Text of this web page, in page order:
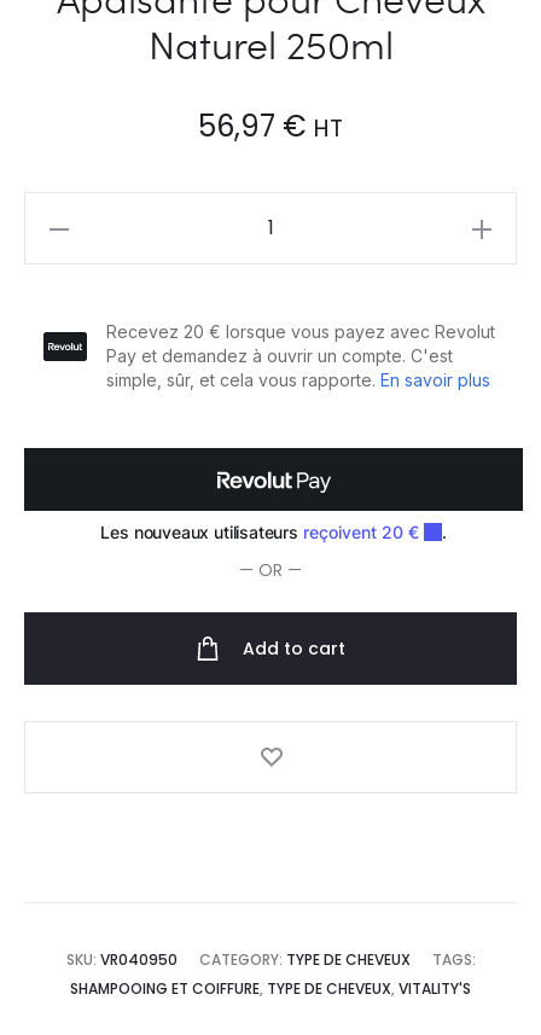
Naturel 250ml
56,97 € HT
Apaisante
pour
Cheveux
250ml
— OR —
Add to cart
SKU: VR040950 CATEGORY: TYPE DE CHEVEUX
TAGS:
SHAMPOOING ET COIFFURE, TYPE DE CHEVEUX, VITALITY'S